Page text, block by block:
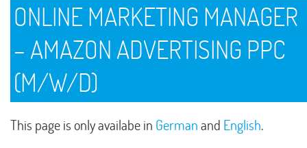
ONLINE MARKETING MANAGER
– AMAZON ADVERTISING PPC
(M/W/D)
This page is only availabe in Germanand English.